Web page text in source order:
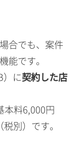
合でも、案件
能です。
）に契約した店
本料6,000円
別）です。